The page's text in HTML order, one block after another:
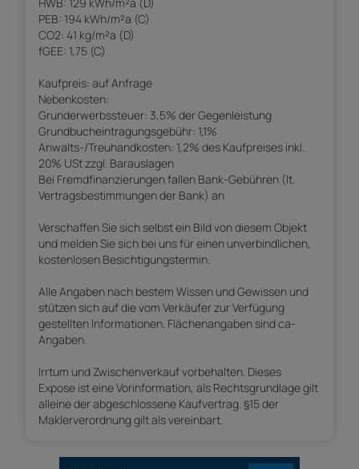
HWB: 129 kWh/m²a (D)
PEB: 194 kWh/m²a (C)
CO2: 41 kg/m²a (D)
fGEE: 1,75 (C)
Kaufpreis: auf Anfrage
Nebenkosten:
Grunderwerbssteuer: 3,5% der Gegenleistung
Grundbucheintragungsgebühr: 1,1%
Anwalts-/Treuhandkosten: 1,2% des Kaufpreises inkl.
20% USt zzgl. Barauslagen
Bei Fremdfinanzierungen fallen Bank-Gebühren (lt.
Vertragsbestimmungen der Bank) an
Verschaffen Sie sich selbst ein Bild von diesem Objekt
und melden Sie sich bei uns für einen unverbindlichen,
kostenlosen Besichtigungstermin.
Alle Angaben nach bestem Wissen und Gewissen und
stützen sich auf die vom Verkäufer zur Verfügung
gestellten Informationen. Flächenangaben sind ca-
Angaben.
Irrtum und Zwischenverkauf vorbehalten. Dieses
Expose ist eine Vorinformation, als Rechtsgrundlage gilt
alleine der abgeschlossene Kaufvertrag. §15 der
Maklerverordnung gilt als vereinbart.